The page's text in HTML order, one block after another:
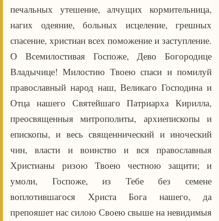
печальных утешение, алчущих кормительница,
нагих одеяние, больных исцеление, грешных
спасение, христиан всех поможение и заступление.
О Всемилостивая Госпоже, Дево Богородице
Владычице! Милостию Твоею спаси и помилуй
православный народ наш, Великаго Господина и
Отца нашего Святейшаго Патриарха Кирилла,
преосвященныя митрополиты, архиепископы и
епископы, и весь священнический и иноческий
чин, власти и воинство и вся православныя
Христианы ризою Твоею честною защити; и
умоли, Госпоже, из Тебе без семене
воплотившагося Христа Бога нашего, да
препояшет нас силою Своею свыше на невидимыя